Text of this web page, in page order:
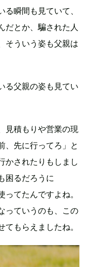
瞬間も見ていて、
だとか、騙された人
そういう姿も父親は
る父親の姿も見てい
見積もりや営業の現
、先に行ってろ」と
かされたりもしまし
困るだろうに
ってたんですよね。
っていうのも、この
もらえましたね。